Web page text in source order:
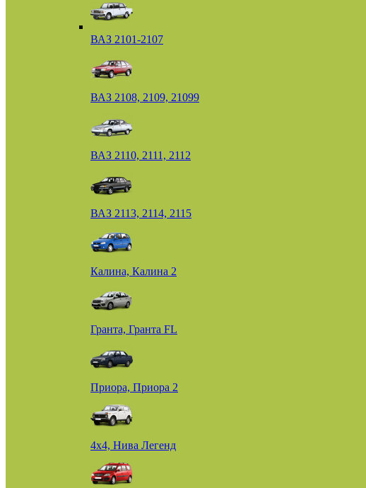
ВАЗ 2101-2107
ВАЗ 2108, 2109, 21099
ВАЗ 2110, 2111, 2112
ВАЗ 2113, 2114, 2115
Калина, Калина 2
Гранта, Гранта FL
Приора, Приора 2
4х4, Нива Легенд